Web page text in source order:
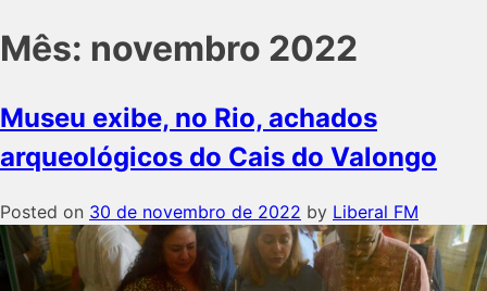
Mês: novembro 2022
Museu exibe, no Rio, achados
arqueológicos do Cais do Valongo
Posted on 30 de novembro de 2022 by Liberal FM